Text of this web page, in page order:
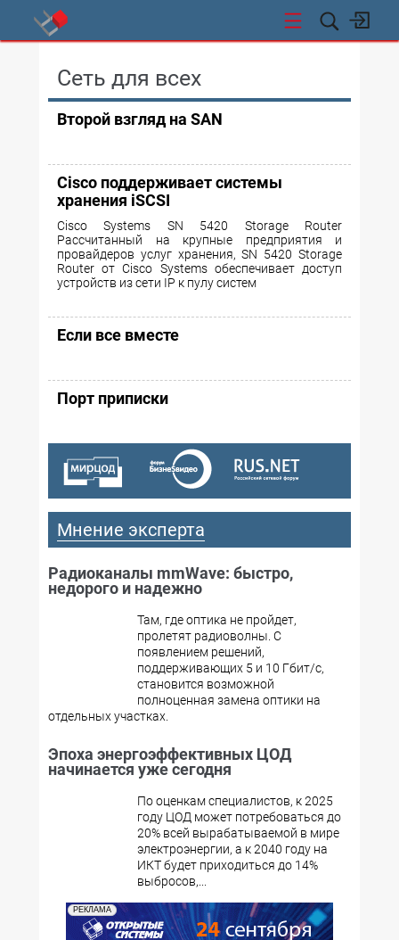
Сеть для всех
Второй взгляд на SAN
Cisco поддерживает системы
хранения iSCSI
Cisco Systems SN 5420 Storage Router
Рассчитанный на крупные предприятия и
провайдеров услуг хранения, SN 5420 Storage
Router от Cisco Systems обеспечивает доступ
устройств из сети IP к пулу систем
Если все вместе
Порт приписки
Мнение эксперта
Радиоканалы mmWave: быстро,
недорого и надежно
Там, где оптика не пройдет,
пролетят радиоволны. С
появлением решений,
поддерживающих 5 и 10 Гбит/с,
становится возможной
полноценная замена оптики на
отдельных участках.
Эпоха энергоэффективных ЦОД
начинается уже сегодня
По оценкам специалистов, к 2025
году ЦОД может потребоваться до
20% всей вырабатываемой в мире
электроэнергии, а к 2040 году на
ИКТ будет приходиться до 14%
выбросов,...
РЕКЛАМА